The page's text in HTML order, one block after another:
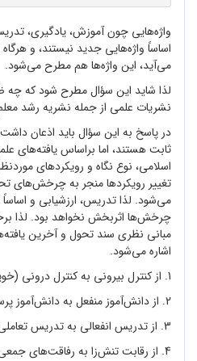
واژههایی چون آموزش، یادگیری،
اساساً واژههایی جدید نیستند، و
میآید، این واژهها هم مطرح میشود.
لذا شاید این سؤال مطرح شود که چه
نشریات علمی از جمله نشریه رشد
در پاسخ به این سؤال باید اذعان
ثابت هستند، اما براساس یافتههای
اسلامی، نوع نگاه و رویکردهای
تغییر رویکردها منجر به چرخشهای
میشود. لذا تدریس، ارزشیابی و
چرخشها اثربخش نخواهد بود. لذا
مبانی نظری سند تحول و آخرین یافته
اشاره میشود.
1. از کنترل بیرونی به کنترل درونی (خویشتن
2. از دانش
آموز منفعل به دانشآموز
3. از تدریس انفعالی به تدریس تعاملی
4. از رقابت تنش
زا به رفاقتهای